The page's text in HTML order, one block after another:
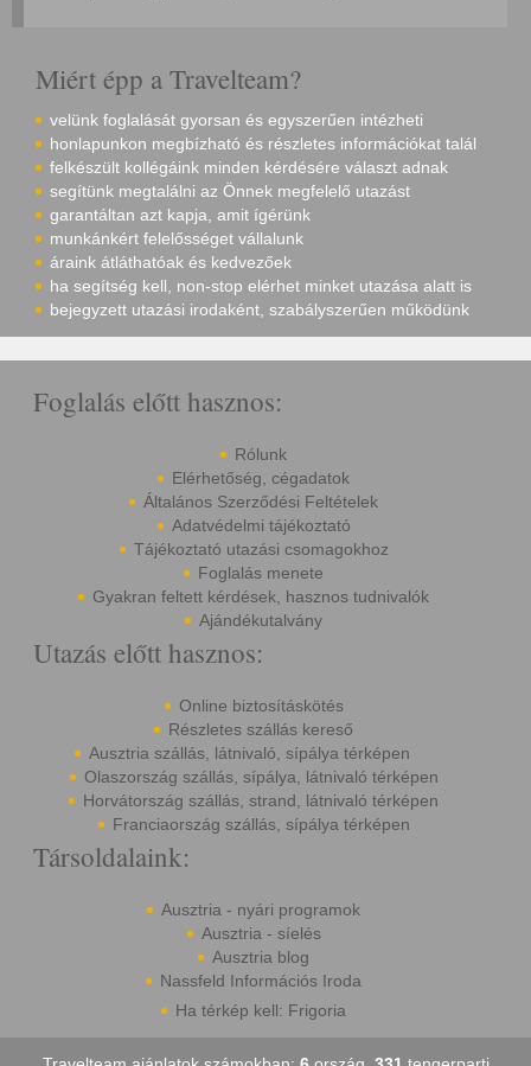
Miért épp a Travelteam?
velünk foglalását gyorsan és egyszerűen intézheti
honlapunkon megbízható és részletes információkat talál
felkészült kollégáink minden kérdésére választ adnak
segítünk megtalálni az Önnek megfelelő utazást
garantáltan azt kapja, amit ígérünk
munkánkért felelősséget vállalunk
áraink átláthatóak és kedvezőek
ha segítség kell, non-stop elérhet minket utazása alatt is
bejegyzett utazási irodaként, szabályszerűen működünk
Foglalás előtt hasznos:
Rólunk
Elérhetőség, cégadatok
Általános Szerződési Feltételek
Adatvédelmi tájékoztató
Tájékoztató utazási csomagokhoz
Foglalás menete
Gyakran feltett kérdések, hasznos tudnivalók
Ajándékutalvány
Utazás előtt hasznos:
Online biztosításkötés
Részletes szállás kereső
Ausztria szállás, látnivaló, sípálya térképen
Olaszország szállás, sípálya, látnivaló térképen
Horvátország szállás, strand, látnivaló térképen
Franciaország szállás, sípálya térképen
Társoldalaink:
Ausztria - nyári programok
Ausztria - síelés
Ausztria blog
Nassfeld Információs Iroda
Ha térkép kell: Frigoria